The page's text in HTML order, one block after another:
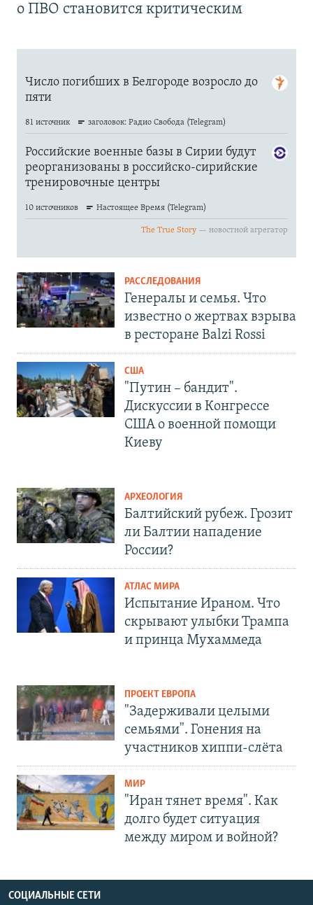
о ПВО становится критическим
РАССЛЕДОВАНИЯ
Генералы и семья. Что
известно о жертвах взрыва
в ресторане Balzi Rossi
США
"Путин – бандит".
Дискуссии в Конгрессе
США о военной помощи
Киеву
АРХЕОЛОГИЯ
Балтийский рубеж. Грозит
ли Балтии нападение
России?
АТЛАС МИРА
Испытание Ираном. Что
скрывают улыбки Трампа
и принца Мухаммеда
ПРОЕКТ ЕВРОПА
"Задерживали целыми
семьями". Гонения на
участников хиппи-слёта
МИР
"Иран тянет время". Как
долго будет ситуация
между миром и войной?
СОЦИАЛЬНЫЕ СЕТИ